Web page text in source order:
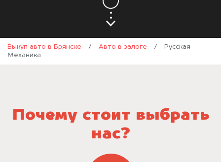
Выкуп авто в Брянске / Авто в залоге /
Русская
Механика
Почему стоит выбрать
нас?